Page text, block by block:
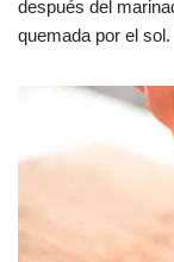
después del
quemada por el sol.